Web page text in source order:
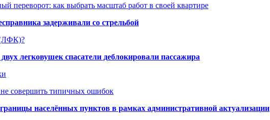
переворот: как выбрать масштаб работ в своей квартире
задерживали со стрельбой
(ЛФК)?
легковушек спасатели деблокировали пассажира
совершить типичных ошибок
населённых пунктов в рамках административной актуализации